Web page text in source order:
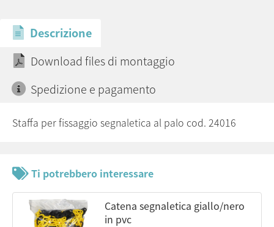
Descrizione
Download files di montaggio
Spedizione e pagamento
Staffa per fissaggio segnaletica al palo cod. 24016
Ti potrebbero interessare
catena segnaletica giallo/nero
in pvc